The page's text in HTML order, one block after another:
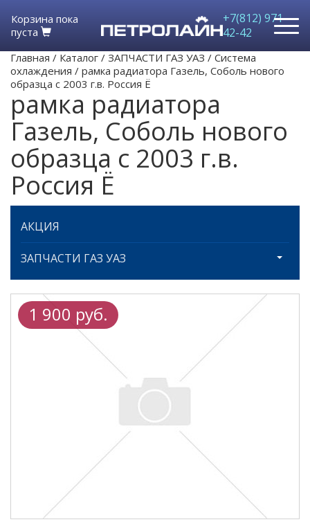
Корзина пока
пуста
+7(812) 971-
42-42
Главная / Каталог / ЗАПЧАСТИ ГАЗ УАЗ / Система
охлаждения / рамка радиатора Газель, Соболь нового
образца с 2003 г.в. Россия Ё
рамка радиатора
Газель, Соболь нового
образца с 2003 г.в.
Россия Ё
АКЦИЯ
ЗАПЧАСТИ ГАЗ УАЗ
1 900 руб.